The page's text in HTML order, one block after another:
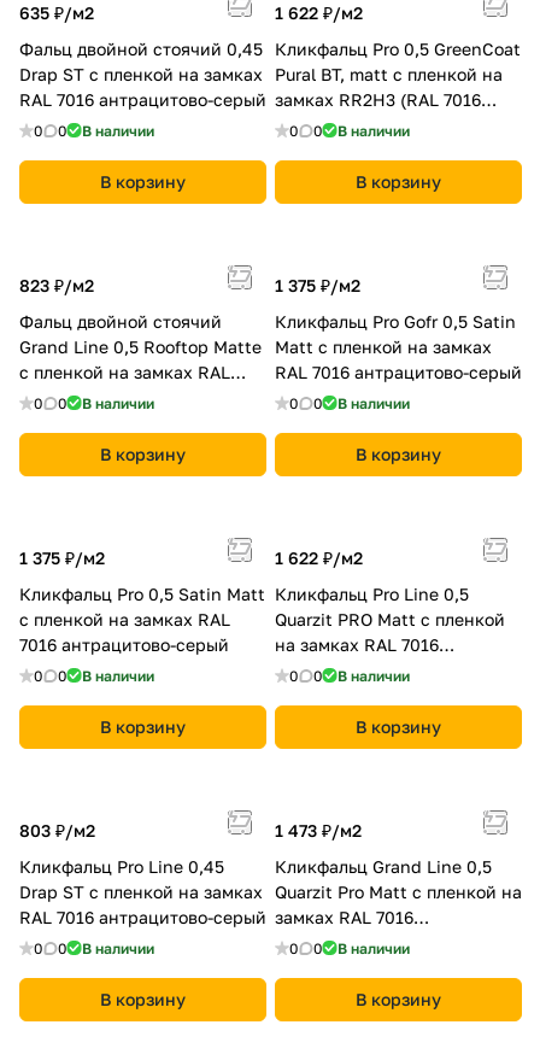
635 ₽/м2
Фальц двойной стоячий 0,45
Drap ST с пленкой на замках
RAL 7016 антрацитово-серый
0 0 В наличии
В корзину
1 622 ₽/м2
Кликфальц Pro 0,5 GreenCoat
Pural BT, matt с пленкой на
замках RR2Н3 (RAL 7016
антрацитово-серый)
0 0 В наличии
В корзину
823 ₽/м2
Фальц двойной стоячий
Grand Line 0,5 Rooftop Matte
с пленкой на замках RAL
7016 антрацитово-серый
0 0 В наличии
В корзину
1 375 ₽/м2
Кликфальц Pro Gofr 0,5 Satin
Мatt с пленкой на замках
RAL 7016 антрацитово-серый
0 0 В наличии
В корзину
1 375 ₽/м2
Кликфальц Pro 0,5 Satin Мatt
с пленкой на замках RAL
7016 антрацитово-серый
0 0 В наличии
В корзину
1 622 ₽/м2
Кликфальц Pro Line 0,5
Quarzit PRO Matt с пленкой
на замках RAL 7016
антрацитово-серый
0 0 В наличии
В корзину
803 ₽/м2
Кликфальц Pro Line 0,45
Drap ST с пленкой на замках
RAL 7016 антрацитово-серый
0 0 В наличии
В корзину
1 473 ₽/м2
Кликфальц Grand Line 0,5
Quarzit Pro Matt с пленкой на
замках RAL 7016
антрацитово-серый
0 0 В наличии
В корзину